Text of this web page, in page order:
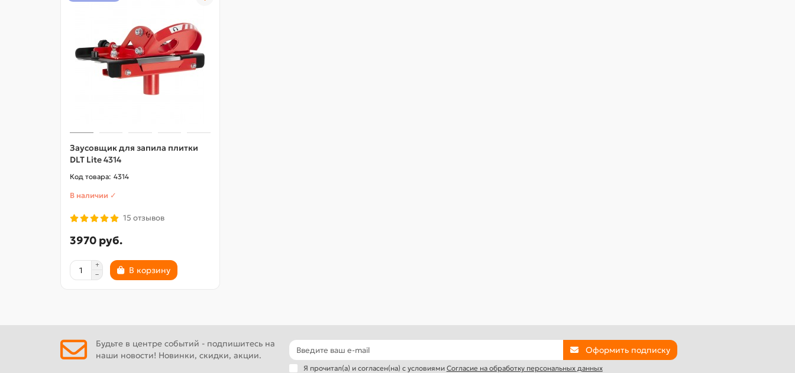
Заусовщик для запила плитки
DLT Lite 4314
4314
В наличии ✓
15 отзывов
3970 руб.
В корзину
Будьте в центре событий - подпишитесь на
наши новости! Новинки, скидки, акции.
Оформить подписку
Я прочитал(а) и согласен(на) с условиями Согласие на обработку персональных данных